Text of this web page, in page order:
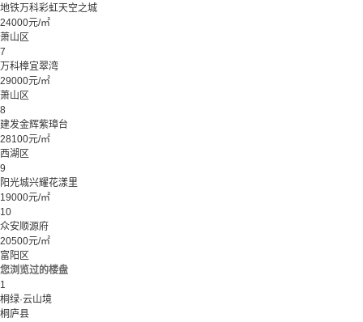
地铁万科彩虹天空之城
24000元/㎡
萧山区
7
万科樟宜翠湾
29000元/㎡
萧山区
8
建发金辉紫璋台
28100元/㎡
西湖区
9
阳光城兴耀花漾里
19000元/㎡
10
众安顺源府
20500元/㎡
富阳区
您浏览过的楼盘
1
桐绿·云山境
桐庐县